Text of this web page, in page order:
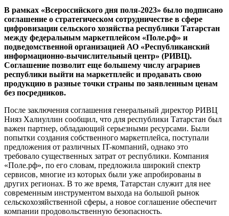
В рамках «Всероссийского дня поля-2023» было подписано
соглашение о стратегическом сотрудничестве в сфере
цифровизации сельского хозяйства республики Татарстан
между федеральным маркетплейсом «Поле.рф» и
подведомственной организацией АО «Республиканский
информационно-вычислительный центр» (РИВЦ).
Соглашение позволит еще большему числу аграриев
республики выйти на маркетплейс и продавать свою
продукцию в разные точки страны по заявленным ценам
без посредников.
После заключения соглашения генеральный директор РИВЦ
Нияз Халиуллин сообщил, что для республики Татарстан был
важен партнер, обладающий серьезными ресурсами. Были
попытки создания собственного маркетплейса, поступали
предложения от различных IT-компаний, однако это
требовало существенных затрат от республики. Компания
«Поле.рф», по его словам, предложила широкий спектр
сервисов, многие из которых были уже апробированы в
других регионах. В то же время, Татарстан служит для нее
современным инструментом выхода на большой рынок
сельскохозяйственной сферы, а новое соглашение обеспечит
компании продовольственную безопасность.